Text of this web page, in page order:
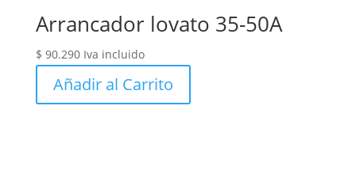
Arrancador lovato 35-50A
$ 90.290 Iva incluido
Añadir al Carrito